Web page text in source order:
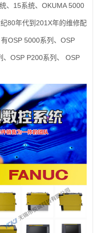
、 15系统、 OKUMA 5000
80年代到 201X年的维修配
OSP 5000系列、 OSP
OSP P200系列、 OSP